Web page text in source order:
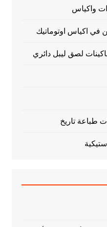
واكياس
في اكياس اوتوماتيك
لصق ليبل دائري
طباعة تاريخ